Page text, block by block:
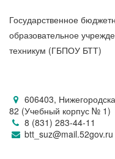
Государственное
образовательное
техникум (ГБПОУ БТТ)
606403,
82 (Учебный корпус № 1)
8 (831) 283-44-11
btt_suz@mail.52gov.ru